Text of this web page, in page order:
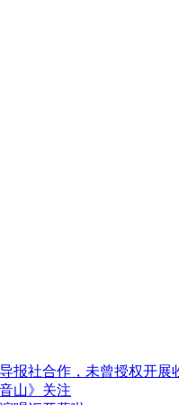
报社合作，未曾授权开展
山》关注